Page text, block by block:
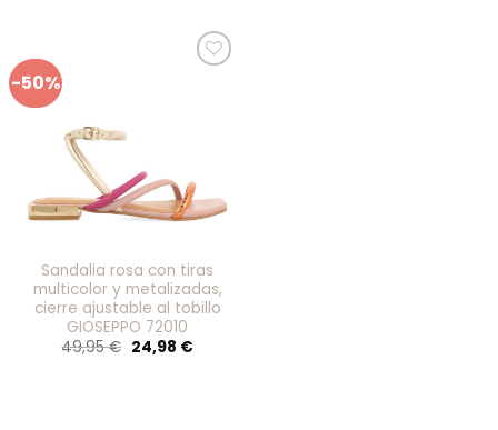
-50%
Sandalia rosa con tiras
multicolor y metalizadas,
cierre ajustable al tobillo
GIOSEPPO 72010
49,95€ El
precio
24,98 €El